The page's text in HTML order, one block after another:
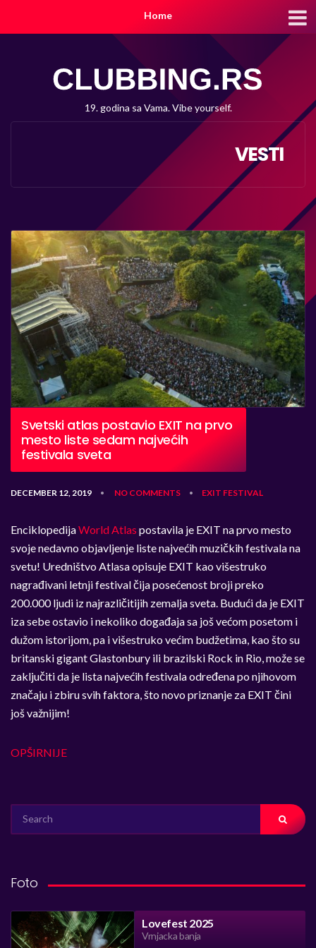
Home
19. godina sa Vama. Vibe yourself.
VESTI
Svetski atlas postavio EXIT na prvo
mesto liste sedam najvećih
festivala sveta
DECEMBER 12, 2019 • NO COMMENTS • EXIT FESTIVAL
EnciklopedijaWorld Atlas postavila je EXIT na prvo mesto
svoje nedavno objavljenje liste najvećih muzičkih festivala na
svetu! Uredništvo Atlasa opisuje EXIT kao višestruko
nagrađivani letnji festival čija posećenost broji preko
200.000 ljudi iz najrazličitijih zemalja sveta. Budući da je EXIT
iza sebe ostavio i nekoliko događaja sa još većom posetom i
dužom istorijom, pa i višestruko većim budžetima, kao što su
britanski gigant Glastonbury ili brazilski Rock in Rio, može se
zaključiti da je lista najvećih festivala određena po njihovom
značaju i zbiru svih faktora, što novo priznanje za EXIT čini
još važnijim!
OPŠIRNIJE
FOR:
Foto
Lovefest 2025
Vrnjacka banja